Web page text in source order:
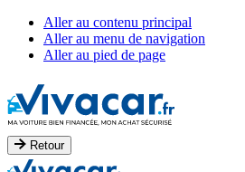
Aller au contenu principal
Aller au menu de navigation
Aller au pied de page
Retour